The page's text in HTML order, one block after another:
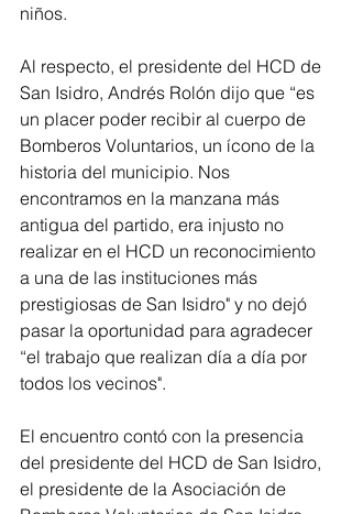
niños.
Al respecto, el presidente del HCD de
San Isidro, Andrés Rolón dijo que “es
un placer poder recibir al cuerpo de
Bomberos Voluntarios, un ícono de la
historia del municipio. Nos
encontramos en la manzana más
antigua del partido, era injusto no
realizar en el HCD un reconocimiento
a una de las instituciones más
prestigiosas de San Isidro" y no dejó
pasar la oportunidad para agradecer
“el trabajo que realizan día a día por
todos los vecinos".
El encuentro contó con la presencia
del presidente del HCD de San Isidro,
el presidente de la Asociación de